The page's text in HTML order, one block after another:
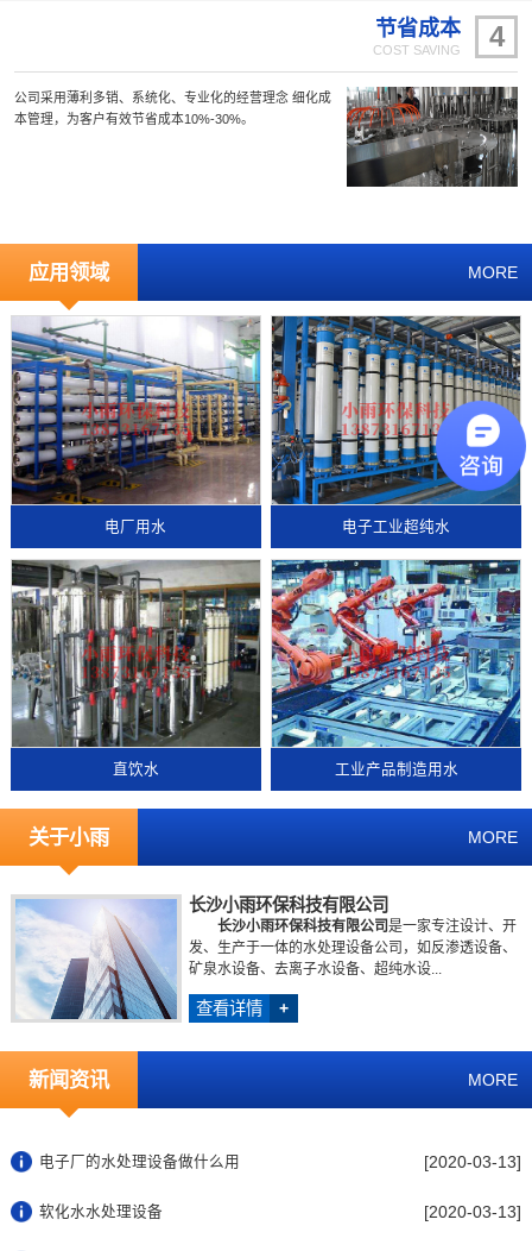
4
节省成本
COST SAVING
公司采用薄利多销、系统化、专业化的经营理念 细化成
本管理，为客户有效节省成本10%-30%。
应用领域 MORE
电厂用水 电子工业超纯水
直饮水 工业产品制造用水
关于小雨 MORE
长沙小雨环保科技有限公司
长沙小雨环保科技有限公司是一家专注设计、开
发、生产于一体的水处理设备公司，如反渗透设备、
矿泉水设备、去离子水设备、超纯水设...
查看详情 +
新闻资讯 MORE
电子厂的水处理设备做什么用 [2020-03-13]
软化水水处理设备 [2020-03-13]